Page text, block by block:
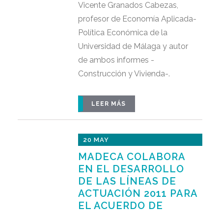
Vicente Granados Cabezas,
profesor de Economía Aplicada-
Política Económica de la
Universidad de Málaga y autor
de ambos informes -
Construcción y Vivienda-.
LEER MÁS
20 MAY
MADECA COLABORA
EN EL DESARROLLO
DE LAS LÍNEAS DE
ACTUACIÓN 2011 PARA
EL ACUERDO DE